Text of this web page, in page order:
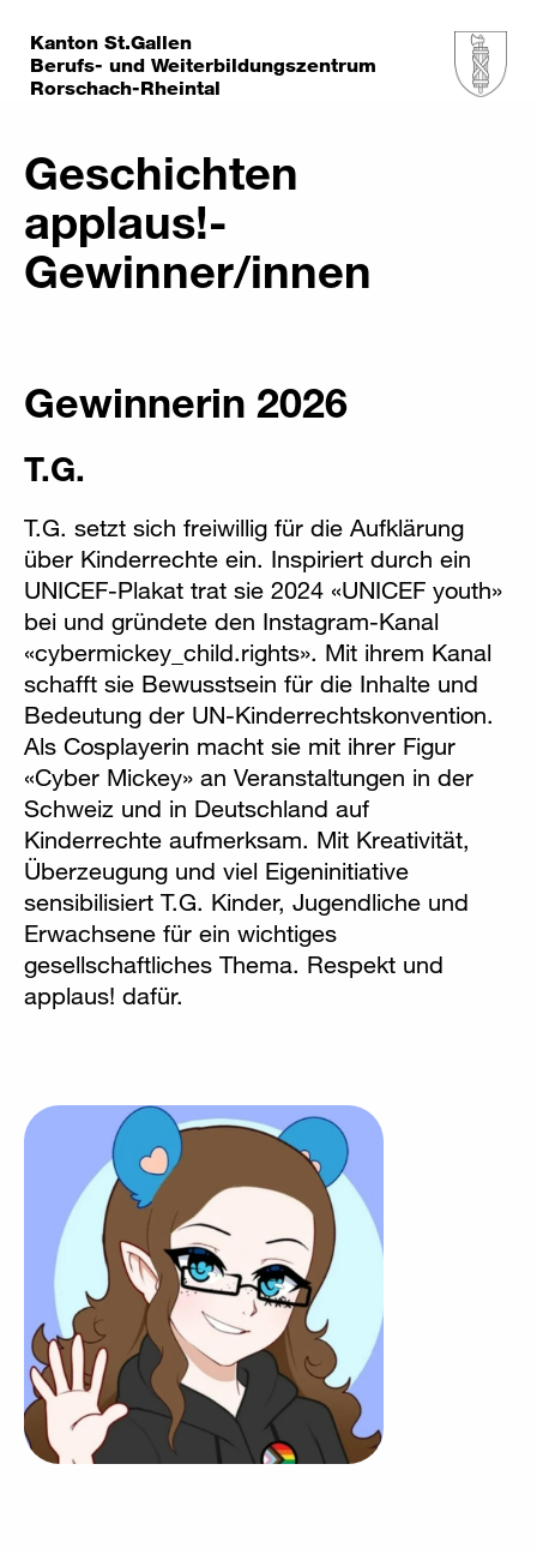
Kanton St.Gallen
Berufs- und Weiterbildungszentrum
Rorschach-Rheintal
Geschichten
applaus!-
Gewinner/innen
Gewinnerin 2026
T.G.
T.G. setzt sich freiwillig für die Aufklärung
über Kinderrechte ein. Inspiriert durch ein
UNICEF-Plakat trat sie 2024 «UNICEF youth»
bei und gründete den Instagram-Kanal
«cybermickey_child.rights». Mit ihrem Kanal
schafft sie Bewusstsein für die Inhalte und
Bedeutung der UN-Kinderrechtskonvention.
Als Cosplayerin macht sie mit ihrer Figur
«Cyber Mickey» an Veranstaltungen in der
Schweiz und in Deutschland auf
Kinderrechte aufmerksam. Mit Kreativität,
Überzeugung und viel Eigeninitiative
sensibilisiert T.G. Kinder, Jugendliche und
Erwachsene für ein wichtiges
gesellschaftliches Thema. Respekt und
applaus! dafür.